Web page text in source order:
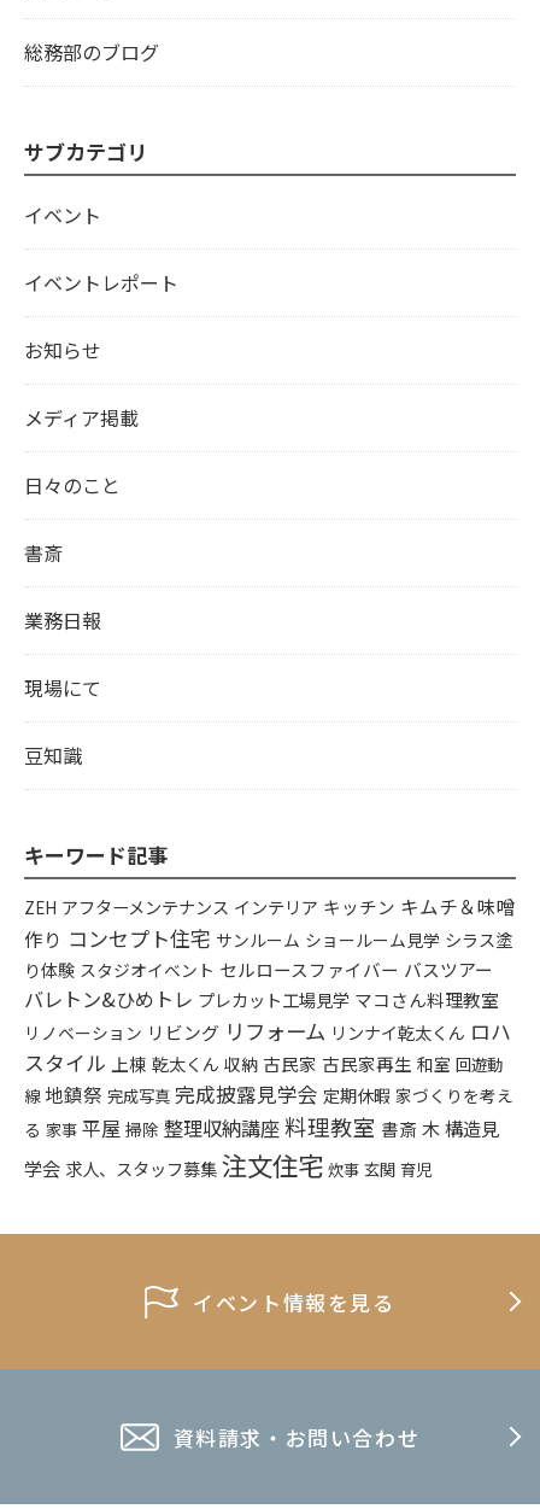
総務部のブログ
サブカテゴリ
イベント
イベントレポート
お知らせ
メディア掲載
日々のこと
書斎
業務日報
現場にて
豆知識
キーワード記事
ZEH アフターメンテナンス インテリア キッチン キムチ＆味噌
作り コンセプト住宅 サンルーム ショールーム見学 シラス塗
り体験 スタジオイベント セルロースファイバー バスツアー
バレトン&ひめトレ プレカット工場見学 マコさん料理教室
リノベーション リビング リフォーム リンナイ乾太くん ロハ
スタイル 上棟 乾太くん 収納 古民家 古民家再生 和室 回遊動
線 地鎮祭 完成写真 完成披露見学会 定期休暇 家づくりを考え
る 家事 平屋 掃除 整理収納講座料理教室 書斎 木構造見
学会 求人、スタッフ募集注文住宅 炊事 玄関 育児
イベント情報を見る
資料請求・お問い合わせ